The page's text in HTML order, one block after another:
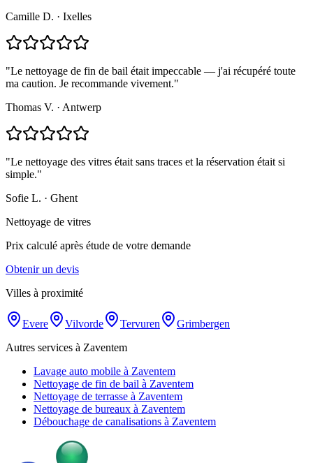
Camille D. · Ixelles
"Le nettoyage de fin de bail était impeccable — j'ai récupéré toute
ma caution. Je recommande vivement."
Thomas V. · Antwerp
"Le nettoyage des vitres était sans traces et la réservation était si
simple."
Sofie L. · Ghent
Nettoyage de vitres
Prix calculé après étude de votre demande
Obtenir un devis
Villes à proximité
Evere Vilvorde Tervuren
Grimbergen
Autres services à Zaventem
Lavage auto mobile à Zaventem
Nettoyage de fin de bail à Zaventem
Nettoyage de terrasse à Zaventem
Nettoyage de bureaux à Zaventem
Débouchage de canalisations à Zaventem